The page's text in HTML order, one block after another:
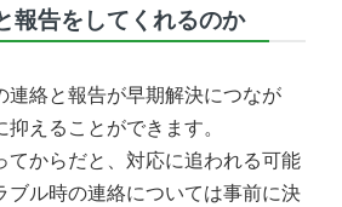
報告をしてくれるのか
連絡と報告が早期解決につなが
えることができます。
てからだと、対応に追われる可能
ブル時の連絡については事前に決